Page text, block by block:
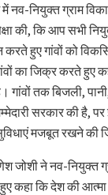
नव-नियुक्त ग्राम
की, कि आप सभी
करते हुए गांवों को
का जिक्र करते हुए
गांवों तक बिजली,
सरकार की है,
मजबूत रखने की
जोशी ने नव-नियुक्त
कहा कि देश की